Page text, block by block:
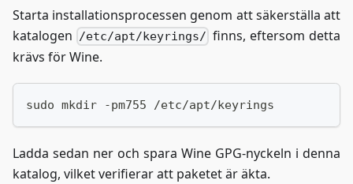
Starta installationsprocessen genom att säkerställa att
katalogen /etc/apt/keyrings/ finns, eftersom detta
krävs för Wine.
sudo mkdir -pm755 /etc/apt/keyrings
Ladda sedan ner och spara Wine GPG-nyckeln i denna
katalog, vilket verifierar att paketet är äkta.